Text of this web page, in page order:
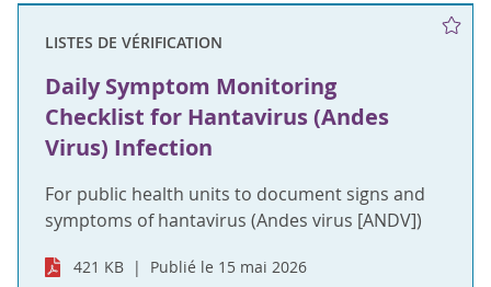
LISTES DE VÉRIFICATION
Daily Symptom Monitoring
Checklist for Hantavirus (Andes
Virus) Infection
For public health units to document signs and
symptoms of hantavirus (Andes virus [ANDV])
421 KB Publié le 15 mai 2026